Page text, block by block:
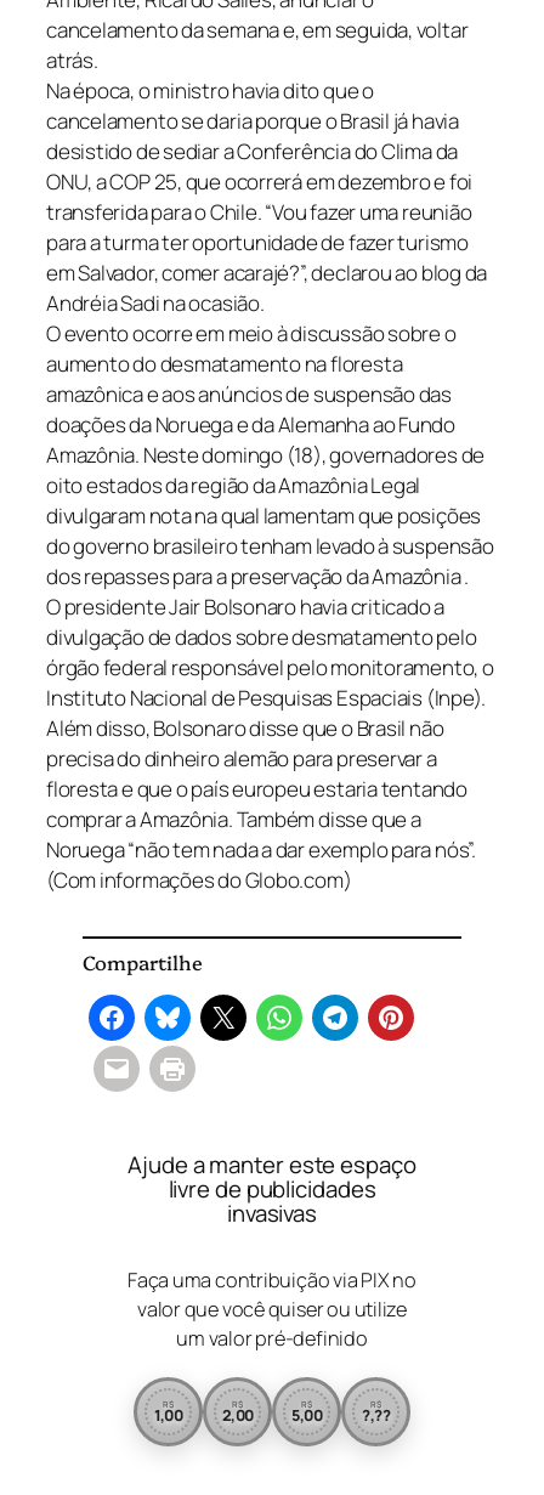
cancelamento da semana e, em seguida, voltar
atrás.
Na época, o ministro havia dito que o
cancelamento se daria porque o Brasil já havia
desistido de sediar a Conferência do Clima da
ONU, a COP 25, que ocorrerá em dezembro e foi
transferida para o Chile. “Vou fazer uma reunião
para a turma ter oportunidade de fazer turismo
em Salvador, comer acarajé?”, declarou ao blog da
Andréia Sadi na ocasião.
O evento ocorre em meio à discussão sobre o
aumento do desmatamento na floresta
amazônica e aos anúncios de suspensão das
doações da Noruega e da Alemanha ao Fundo
Amazônia. Neste domingo (18), governadores de
oito estados da região da Amazônia Legal
divulgaram nota na qual lamentam que posições
do governo brasileiro tenham levado à suspensão
dos repasses para a preservação da Amazônia .
O presidente Jair Bolsonaro havia criticado a
divulgação de dados sobre desmatamento pelo
órgão federal responsável pelo monitoramento, o
Instituto Nacional de Pesquisas Espaciais (Inpe).
Além disso, Bolsonaro disse que o Brasil não
precisa do dinheiro alemão para preservar a
floresta e que o país europeu estaria tentando
comprar a Amazônia. Também disse que a
Noruega “não tem nada a dar exemplo para nós”.
(Com informações do Globo.com)
Compartilhe
Ajude a manter este espaço
livre de publicidades
invasivas
Faça uma contribuição via PIX no
valor que você quiser ou utilize
um valor pré-definido
R$
1,00
R$
2,00
R$
5,00
R$
?,??